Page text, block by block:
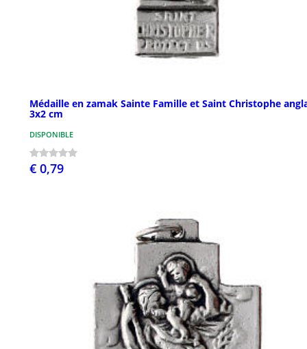
Médaille en zamak Sainte Famille et Saint Christophe
3x2 cm
DISPONIBLE
€ 0,79